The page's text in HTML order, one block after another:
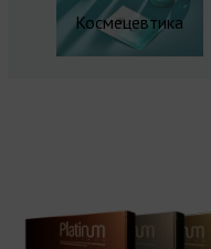
Космецевтика